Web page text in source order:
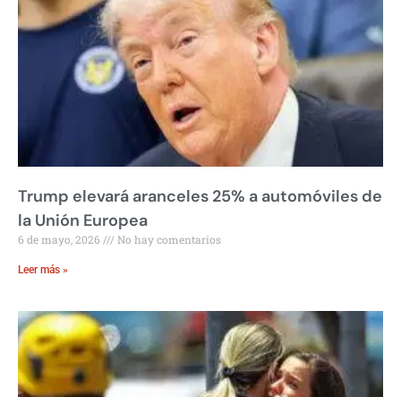
Trump elevará aranceles 25% a automóviles de
la Unión Europea
6 de mayo, 2026 No hay comentarios
Leer más »